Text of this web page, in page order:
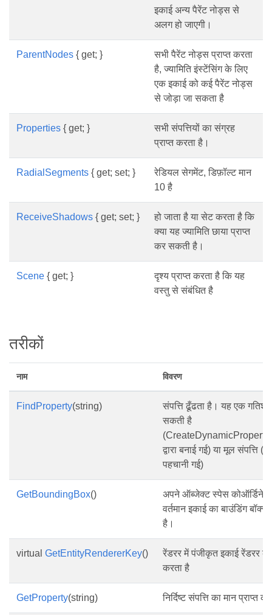
इकाई अन्य पैरेंट नोड्स से
अलग हो जाएगी।
ParentNodes { get; }
सभी पैरेंट नोड्स प्राप्त करता
है, ज्यामिति इंस्टेंसिंग के लिए
एक इकाई को कई पैरेंट नोड्स
से जोड़ा जा सकता है
Properties { get; }
सभी संपत्तियों का संग्रह
प्राप्त करता है।
RadialSegments { get; set; }
रेडियल सेगमेंट, डिफ़ॉल्ट मान
10 है
ReceiveShadows { get; set; }
हो जाता है या सेट करता है कि
क्या यह ज्यामिति छाया प्राप्त
कर सकती है।
Scene { get; }
दृश्य प्राप्त करता है कि यह
वस्तु से संबंधित है
तरीकों
नाम विवरण
FindProperty(string)
संपत्ति ढूँढता है। यह एक
सकती है
द्वारा बनाई गई) या मूल संपत्ति
पहचानी गई)
GetBoundingBox()
अपने ऑब्जेक्ट स्पेस कोऑर्डिनेट
वर्तमान इकाई का बाउंडिंग बॉक्स
है।
virtual GetEntityRendererKey()
रेंडरर में पंजीकृत इकाई रेंडरर
करता है
GetProperty(string) निर्दिष्ट संपत्ति का मान प्राप्त करें